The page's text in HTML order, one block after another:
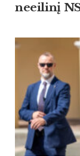
neeilinį